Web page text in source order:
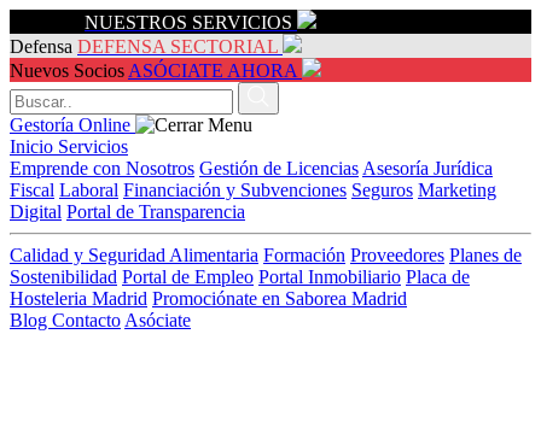
NUESTROS SERVICIOS
Defensa DEFENSA SECTORIAL
Nuevos Socios ASÓCIATE AHORA
Gestoría Online
Inicio Servicios
Emprende con Nosotros Gestión de Licencias Asesoría Jurídica
Fiscal Laboral Financiación y Subvenciones Seguros Marketing
Digital Portal de Transparencia
Calidad y Seguridad Alimentaria Formación Proveedores Planes de
Sostenibilidad Portal de Empleo Portal Inmobiliario Placa de
Hosteleria Madrid Promociónate en Saborea Madrid
Blog Contacto Asóciate